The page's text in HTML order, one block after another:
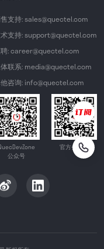
支持: sales@quectel.com
支持: support@quectel.com
: career@quectel.com
联系: media@quectel.com
咨询: info@quectel.com
公众号
官方公众号